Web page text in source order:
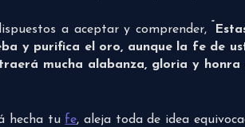
a aceptar y comprender,
y purifica el oro, aunque la fe de
mucha alabanza, gloria y
hecha tu fe, aleja toda de idea